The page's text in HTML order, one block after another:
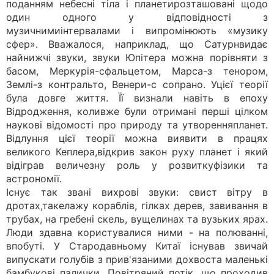
поданням небесні тіла і планетирозташовані щодо
один одного у відповідності з
музичнимиінтервалами і випромінюють «музику
сфер». Вважалося, наприклад, що Сатурнвидає
найнижчі звуки, звуки Юпітера можна порівняти з
басом, Меркурія-сфальцетом, Марса-з тенором,
Землі-з контральто, Венери-с сопрано. Уцієї теорії
була довге життя. Її визнали навіть в епоху
Відродження, коливже були отримані перші цілком
наукові відомості про природу та утворенняпланет.
Відлуння цієї теорії можна виявити в працях
великого Кеплера,відкрив закон руху планет і який
відіграв величезну роль у розвиткуфізики та
астрономії.
Існує так звані вихрові звуки: свист вітру в
дротах,такелажу кораблів, гілках дерев, завивання в
трубах, на гребені скель, вущелинах та вузьких ярах.
Люди здавна користувалися ними - на полюванні,
впобуті. У Стародавньому Китаї існував звичай
випускати голубів з прив'язаними дохвоста маленькі